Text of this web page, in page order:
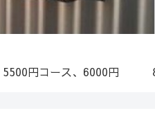
5500円コース、6000円